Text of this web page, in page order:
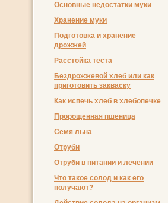
Основные недостатки муки
Хранение муки
Подготовка и хранение
дрожжей
Расстойка теста
Бездрожжевой хлеб или как
приготовить закваску
Как испечь хлеб в хлебопечке
Пророщенная пшеница
Семя льна
Отруби
Отруби в питании и лечении
Что такое солод и как его
получают?